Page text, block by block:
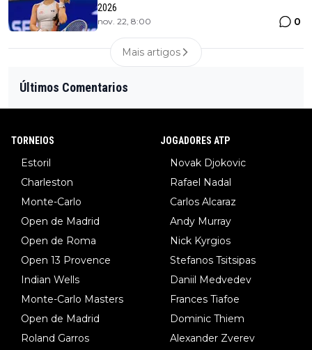
2026
nov. 22, 8:00 0
Mais artigos
Últimos Comentarios
TORNEIOS
Estoril
Charleston
Monte-Carlo
Open de Madrid
Open de Roma
Open 13 Provence
Indian Wells
Monte-Carlo Masters
Open de Madrid
Roland Garros
JOGADORES ATP
Novak Djokovic
Rafael Nadal
Carlos Alcaraz
Andy Murray
Nick Kyrgios
Stefanos Tsitsipas
Daniil Medvedev
Frances Tiafoe
Dominic Thiem
Alexander Zverev